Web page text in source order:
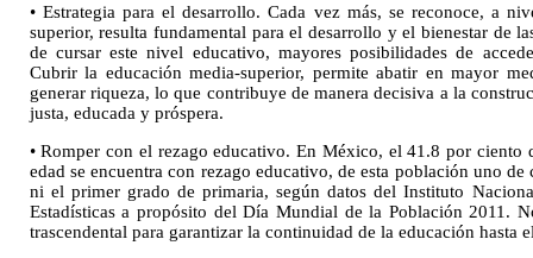
• Estrategia para el desarrollo. Cada vez más, se reconoce, a
superior, resulta fundamental para el desarrollo y el bienestar de
de cursar este nivel educativo, mayores posibilidades de
Cubrir la educación media-superior, permite abatir en mayor
generar riqueza, lo que contribuye de manera decisiva a la
justa, educada y próspera.
• Romper con el rezago educativo. En México, el 41.8 por ciento
edad se encuentra con rezago educativo, de esta población uno
ni el primer grado de primaria, según datos del Instituto
Estadísticas a propósito del Día Mundial de la Población 2011.
trascendental para garantizar la continuidad de la educación hasta